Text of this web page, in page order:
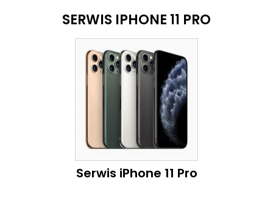
SERWIS IPHONE 11 PRO
Serwis iPhone 11 Pro